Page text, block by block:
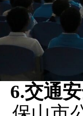
6.交通